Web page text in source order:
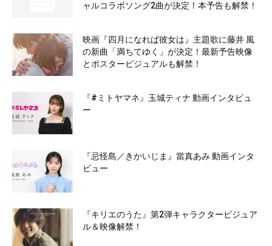
ャルコラボソング2曲が決定！本予告も解禁！
映画『四月になれば彼女は』主題歌に藤井 風
の新曲「満ちてゆく」が決定！最新予告映像
とポスタービジュアルも解禁！
『#ミトヤマネ』玉城ティナ 動画インタビュ
ー
『忌怪島／きかいじま』當真あみ 動画インタ
ビュー
『キリエのうた』第2弾キャラクタービジュア
ル＆映像解禁！